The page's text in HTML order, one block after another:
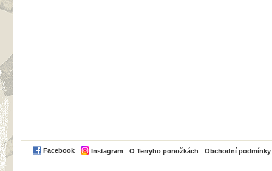
Facebook Instagram O Terryho ponožkách Obchodní podmínky
PayPal